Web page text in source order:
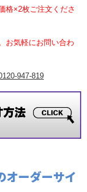
格×2枚ご注文くださ
お気軽にお問い合わ
947-819
オーダーサイ